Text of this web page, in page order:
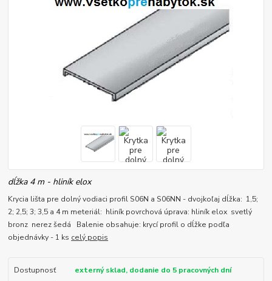
dĺžka 4 m - hliník elox
Krycia lišta pre dolný vodiaci profil S06N a S06NN - dvojkoľaj dĺžka: 1,5;
2; 2,5; 3; 3,5 a 4 m meteriál: hliník povrchová úprava: hliník elox svetlý
bronz nerez šedá Balenie obsahuje: krycí profil o dĺžke podľa
objednávky - 1 ks celý popis
Dostupnosť
externý sklad, dodanie do 5 pracovných dní